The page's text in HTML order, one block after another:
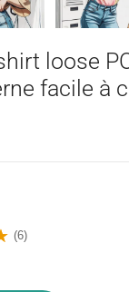
loose
facile à
(6)